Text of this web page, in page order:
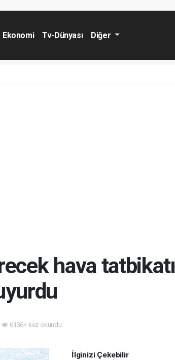
Ekonomi Tv-Dünyası Diğer
hava tatbikatı
6136+ kez okundu.
İlginizi Çekebilir